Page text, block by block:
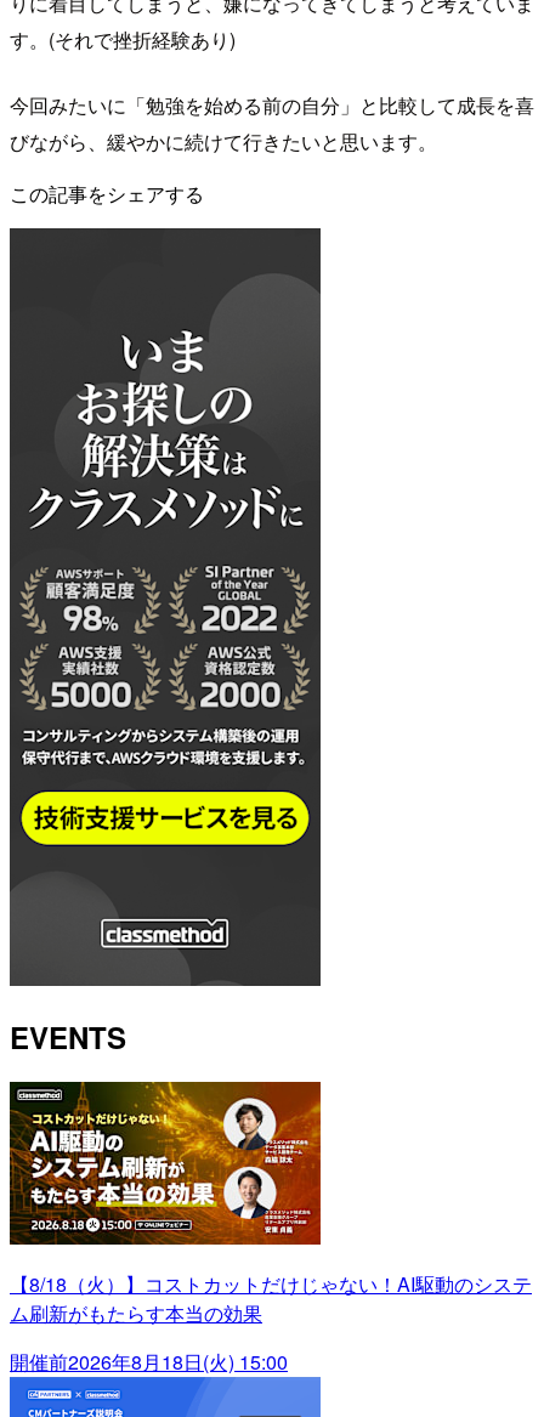
す。(それで挫折経験あり)
今回みたいに「勉強を始める前の自分」と比較して成長を喜
びながら、緩やかに続けて行きたいと思います。
この記事をシェアする
EVENTS
【8/18（火）】コストカットだけじゃない！AI駆動のシステ
ム刷新がもたらす本当の効果
開催前2026年8月18日(火) 15:00